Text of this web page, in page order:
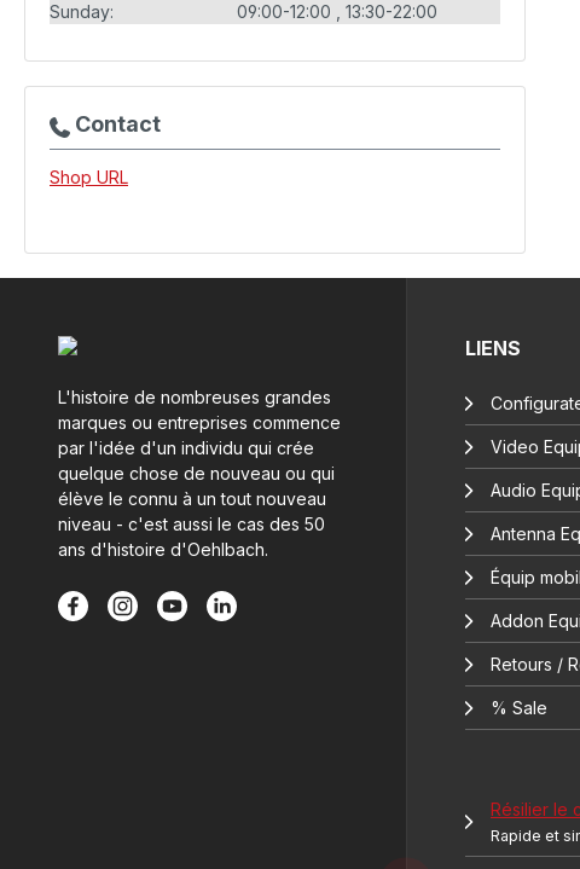
Sunday:
09:00-12:00 13:30-22:00
Contact
Shop URL
L'histoire de nombreuses grandes
marques ou entreprises commence
par l'idée d'un individu qui crée
quelque chose de nouveau ou qui
élève le connu à un tout nouveau
niveau - c'est aussi le cas des 50
ans d'histoire d'Oehlbach.
LIENS
Video
Audio
Antenna
Équip
Addon
Retours /
% Sale
Résilier le
Rapide et